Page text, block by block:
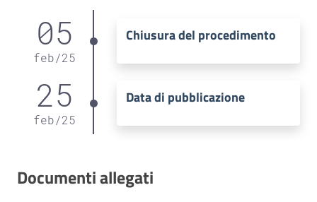
05
feb/25
Chiusura del procedimento
25
feb/25
Data di pubblicazione
Documenti allegati